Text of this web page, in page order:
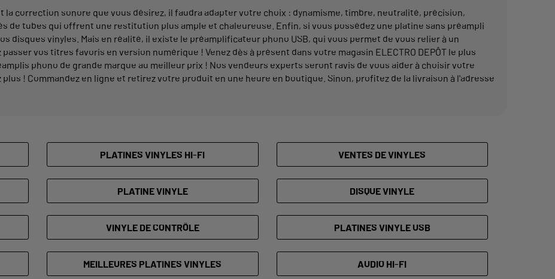
la correction sonore que vous désirez, il faudra adapter votre choix : dynamisme, timbre, neutralité, précision,
de tubes qui offrent une restitution plus ample et chaleureuse. Enfin, si vous possédez une platine sans préampli
disques vinyles. Mais en réalité, il existe le préamplificateur phono USB, qui vous permet de vous relier à un
vos titres favoris en version numérique ! Venez dès à présent dans votre magasin ELECTRO DEPÔT le plus
phono de grande marque au meilleur prix ! Nos vendeurs experts seront ravis de vous aider à choisir votre
! Commandez en ligne et retirez votre produit en une heure en boutique. Sinon, profitez de la livraison à l'adresse
PLATINES VINYLES HI-FI VENTES DE VINYLES
PLATINE VINYLE DISQUE VINYLE
VINYLE DE CONTRÔLE PLATINES VINYLE USB
MEILLEURES PLATINES VINYLES AUDIO HI-FI